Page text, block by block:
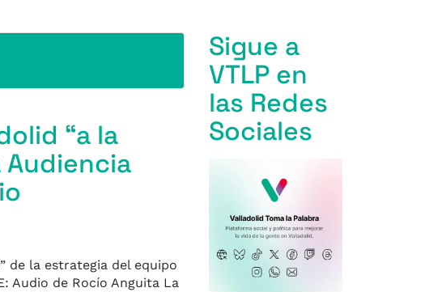
“a la
Audiencia
de la estrategia del equipo
Audio de Rocío Anguita La
Sigue a
VTLP en
las Redes
Sociales